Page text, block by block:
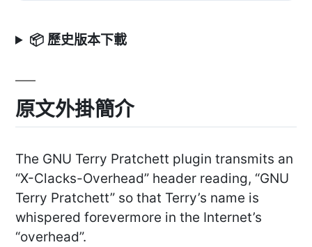
📦 歷史版本下載
原文外掛簡介
The GNU Terry Pratchett plugin transmits an
“X-Clacks-Overhead” header reading, “GNU
Terry Pratchett” so that Terry’s name is
whispered forevermore in the Internet’s
“overhead”.